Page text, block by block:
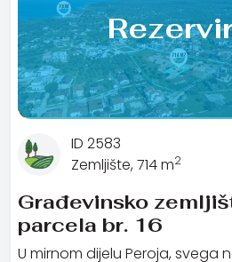
ID 2583
Zemljište, 714 m2
Građevinsko
parcela br. 16
U mirnom dijelu Peroja, svega